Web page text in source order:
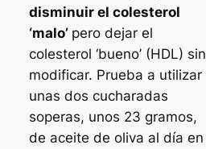
disminuir el colesterol
‘malo’ pero dejar el
colesterol ‘bueno’ (HDL) sin
modificar. Prueba a utilizar
unas dos cucharadas
soperas, unos 23 gramos,
de aceite de oliva al día en